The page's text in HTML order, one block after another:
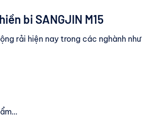
bi SANGJIN M15
rải hiện nay trong các nghành như